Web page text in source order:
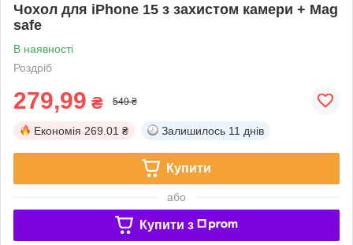
Чохол для iPhone 15 з захистом камери + Mag
safe
В наявності
Роздріб
279,99 ₴ 549 ₴
Економія 269.01 ₴ Залишилось 11 днів
Купити
або
Купити з